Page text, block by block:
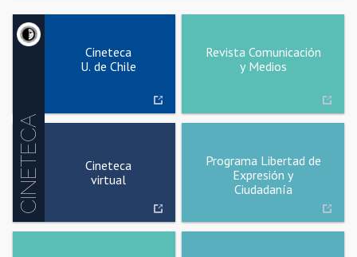
CINETECA
Cineteca
U. de Chile
Revista Comunicación
y Medios
Cineteca
virtual
Programa Libertad de
Expresión y
Ciudadanía